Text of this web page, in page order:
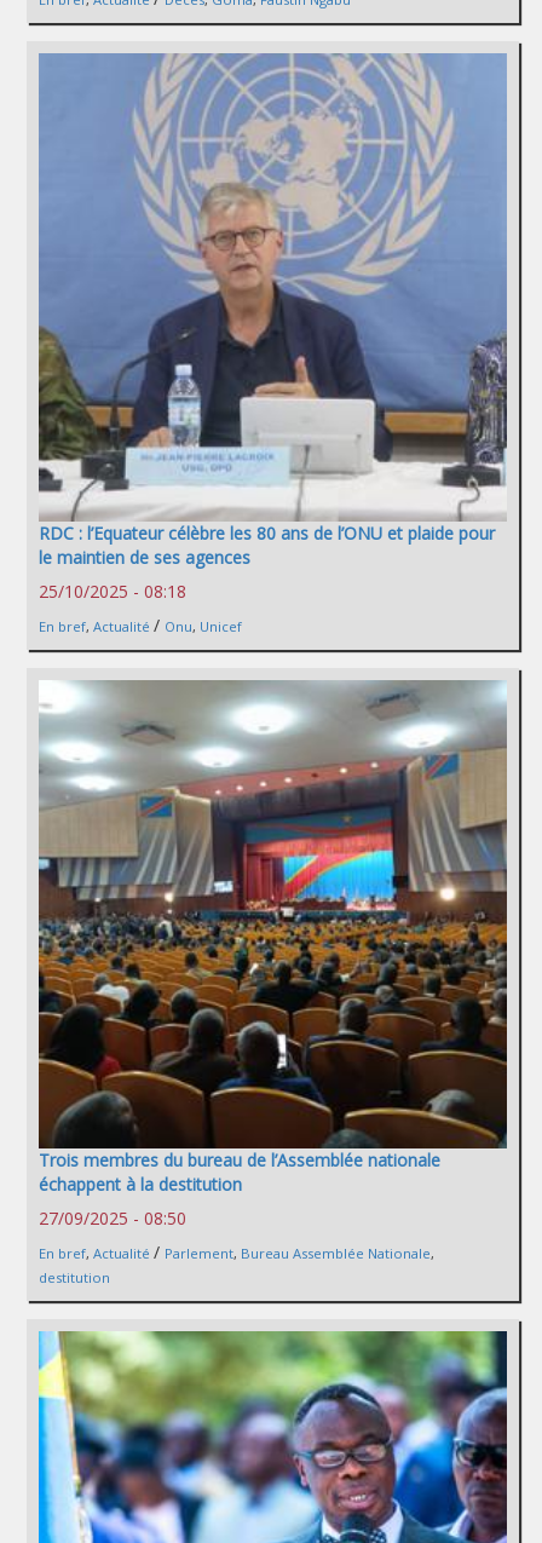
RDC : l’Equateur célèbre les 80 ans de l’ONU et plaide pour
le maintien de ses agences
25/10/2025 - 08:18
En bref, Actualité / Onu, Unicef
Trois membres du bureau de l’Assemblée nationale
échappent à la destitution
27/09/2025 - 08:50
En bref, Actualité / Parlement, Bureau Assemblée Nationale,
destitution